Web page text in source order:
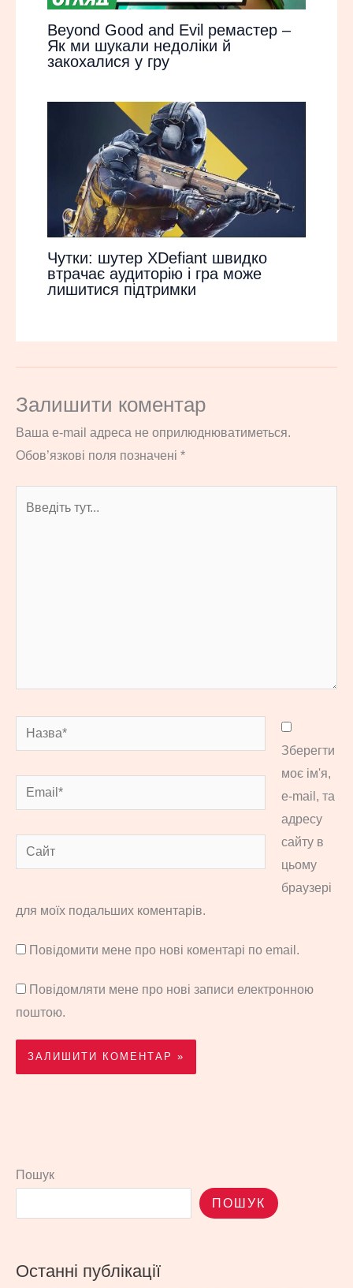
Beyond Good and Evil ремастер –
Як ми шукали недоліки й
закохалися у гру
Чутки: шутер XDefiant швидко
втрачає аудиторію і гра може
лишитися підтримки
Залишити коментар
Ваша e-mail адреса не оприлюднюватиметься.
Обов’язкові поля позначені *
Назва*
Email*
Сайт
Зберегти
моє ім'я,
e-mail, та
адресу
сайту в
цьому
браузері
для моїх подальших коментарів.
Повідомити мене про нові коментарі по email.
Повідомляти мене про нові записи електронною
поштою.
Пошук
ПОШУК
Останні публікації